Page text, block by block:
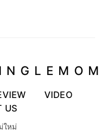
VIDEO
US
ใหม่